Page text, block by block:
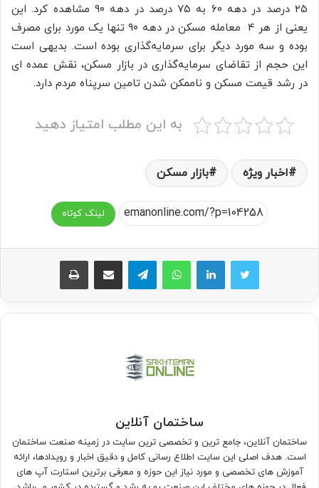
۲۵ درصد در دهه ۶۰ به ۷۵ درصد در دهه ۹۰ مشاهده کرد. این
یعنی از هر ۴ معامله مسکن در دهه ۹۰ تنها یک مورد برای مصرف
بوده و سه مورد دیگر برای سرمایه‌گذاری بوده است. بدیهی است
این حجم از تقاضای سرمایه‌گذاری در بازار مسکن، نقش عمده ای
در رشد قیمت مسکن و ناممکن شدن تامین سرپناه مردم دارد.
به این مطلب امتیاز دهید
اخبار ویژه بازار مسکن
لینک کوتاه
واتس آپ تلگرام اشتراک گذاری از طریق ایمیل چاپ
ساختمان آنلاین
ساختمان آنلاین، جامع ترین و تخصصی ترین سایت در زمینه صنعت ساختمان
است. هدف اصلی این سایت اطلاع رسانی کامل و دقیق اخبار و رویدادها، ارائه
آموزش های تخصصی و مورد نیاز این حوزه و معرفی برترین استارت آپ های